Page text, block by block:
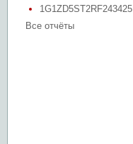
1G1ZD5ST2RF243425
Все отчёты